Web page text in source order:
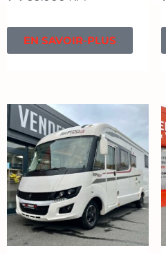
EN SAVOIR-PLUS